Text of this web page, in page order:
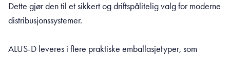
Dette gjør den til et sikkert og driftspålitelig valg for moderne
distribusjonssystemer.
ALUS-D leveres i flere praktiske emballasjetyper, som